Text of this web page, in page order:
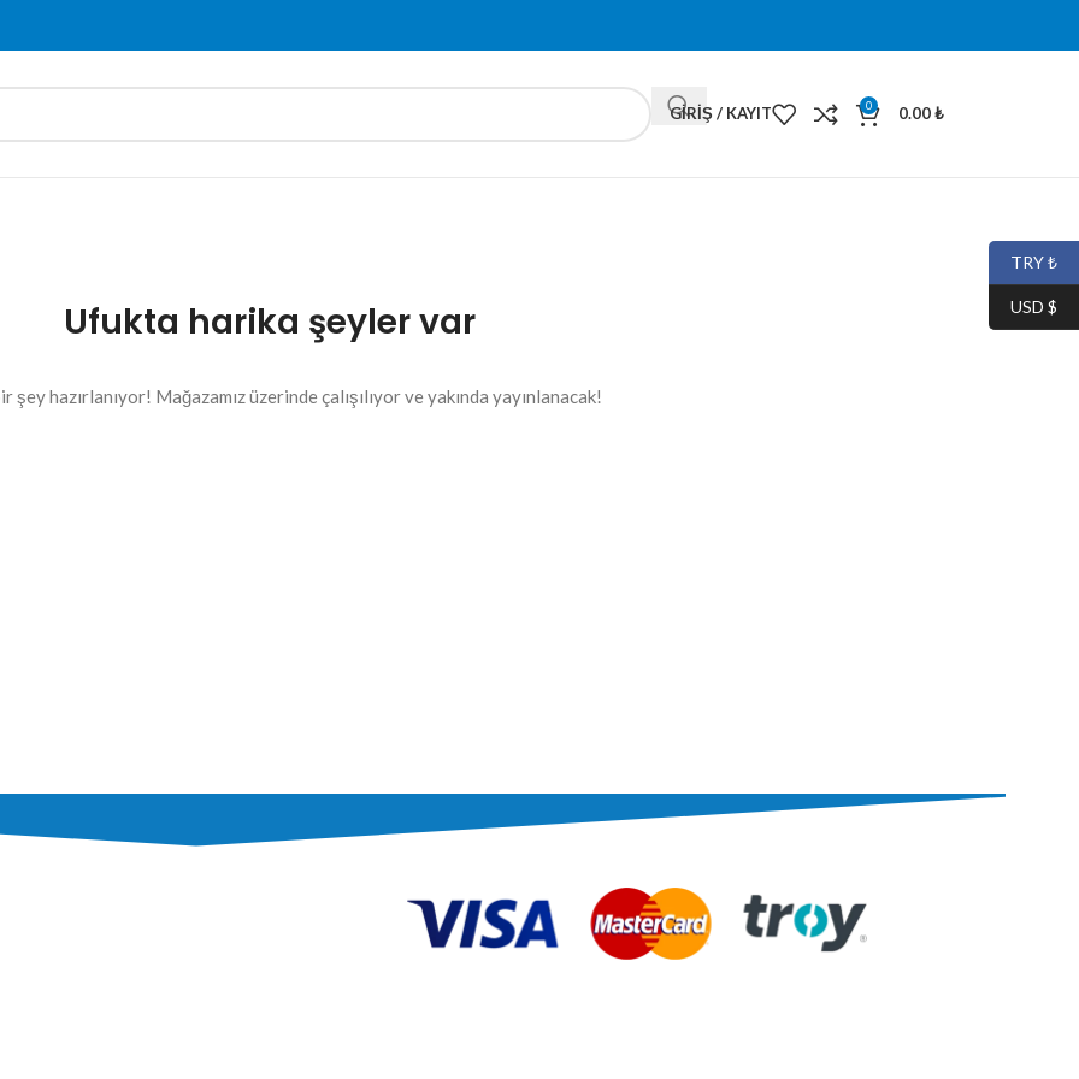
GIRIŞ / KAYIT 0 0.00₺
Ufukta harika şeyler var
şey hazırlanıyor! Mağazamız üzerinde çalışılıyor ve yakında yayınlanacak!
TRY ₺
USD $